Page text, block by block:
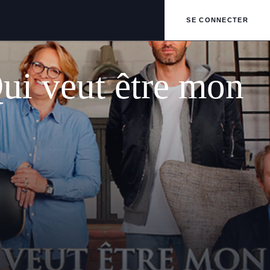
SE CONNECTER
veut être mon